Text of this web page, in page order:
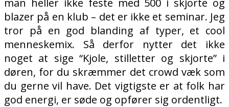
blazer på en klub – det er ikke et seminar. Jeg
tror på en god blanding af typer, et cool
menneskemix. Så derfor nytter det ikke
noget at sige “Kjole, stilletter og skjorte” i
døren, for du skræmmer det crowd væk som
du gerne vil have. Det vigtigste er at folk har
god energi, er søde og opfører sig ordentligt.